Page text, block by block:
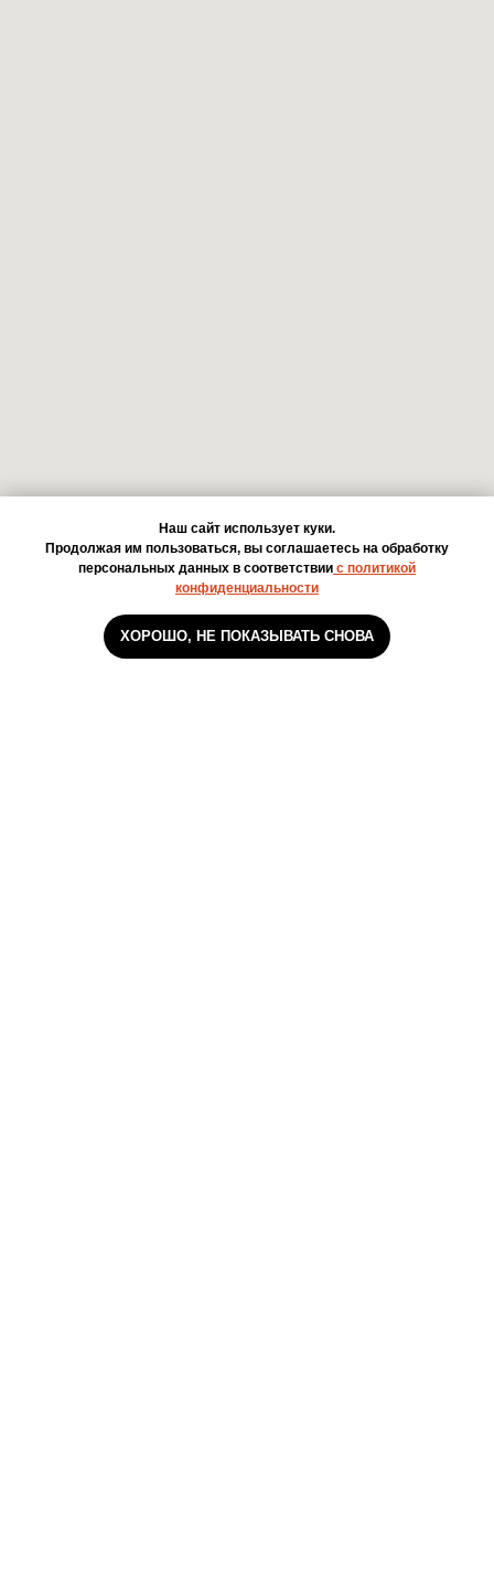
Наш сайт использует куки.
Продолжая им пользоваться, вы соглашаетесь на обработку
персональных данных в соответствии с политикой
конфиденциальности
ХОРОШО, НЕ ПОКАЗЫВАТЬ СНОВА